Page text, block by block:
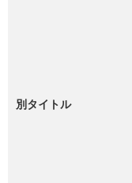
別タイトル